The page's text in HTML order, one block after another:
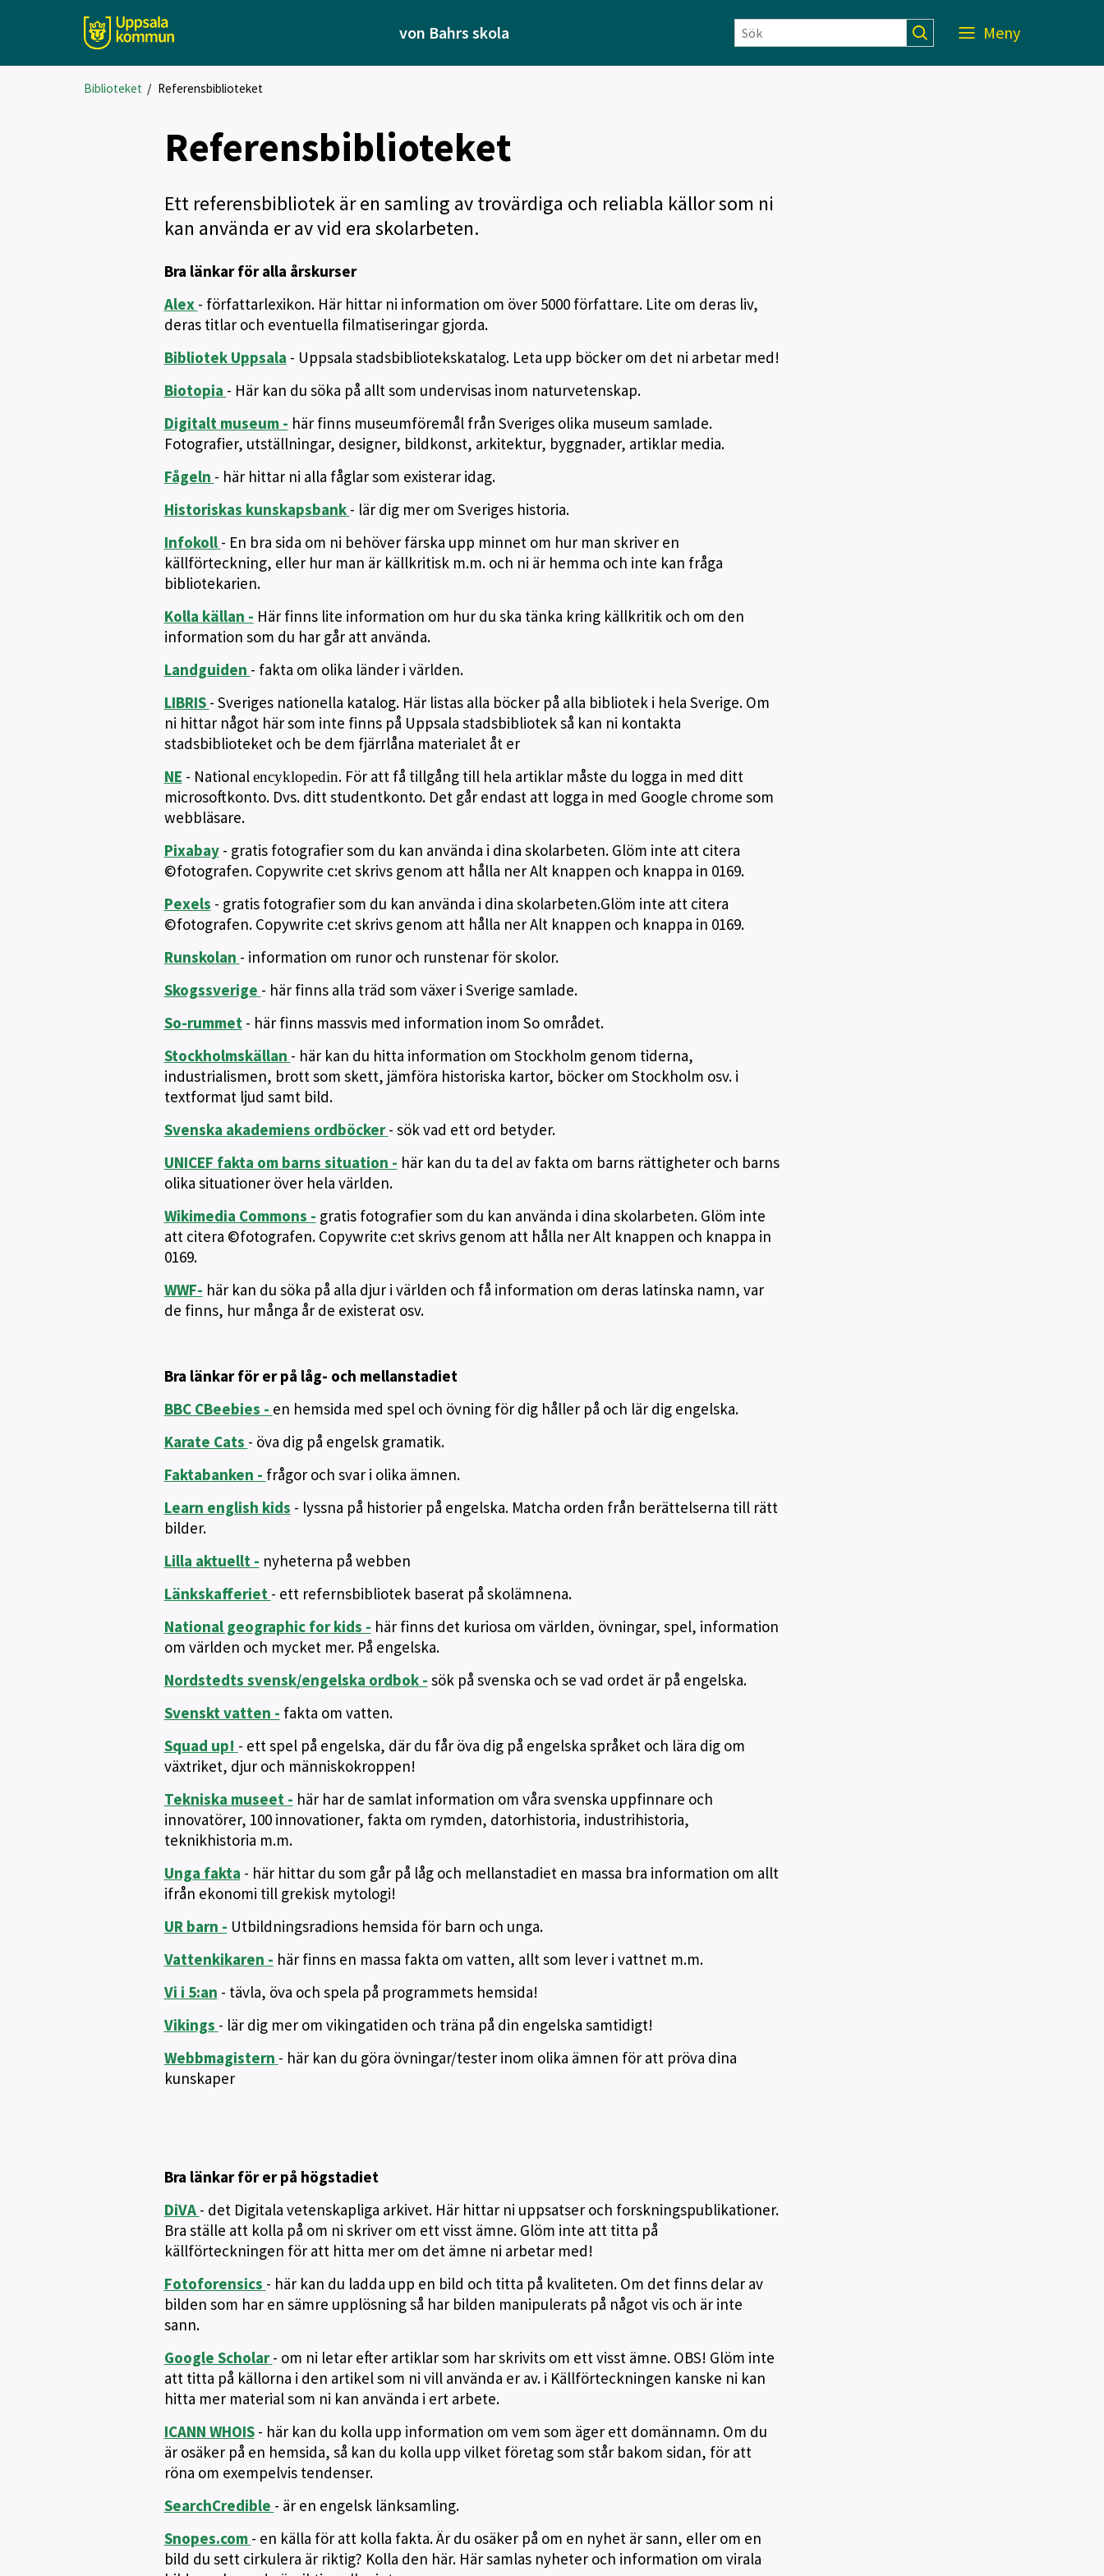
von Bahrs skola Meny
Biblioteket / Referensbiblioteket
Referensbiblioteket
Ett referensbibliotek är en samling av trovärdiga och reliabla källor som ni
kan använda er av vid era skolarbeten.
Bra länkar för alla årskurser
Alex - författarlexikon. Här hittar ni information om över 5000 författare. Lite om deras liv,
deras titlar och eventuella filmatiseringar gjorda.
Bibliotek Uppsala - Uppsala stadsbibliotekskatalog. Leta upp böcker om det ni arbetar med!
Biotopia - Här kan du söka på allt som undervisas inom naturvetenskap.
Digitalt museum - här finns museumföremål från Sveriges olika museum samlade.
Fotografier, utställningar, designer, bildkonst, arkitektur, byggnader, artiklar media.
Fågeln - här hittar ni alla fåglar som existerar idag.
Historiskas kunskapsbank - lär dig mer om Sveriges historia.
Infokoll - En bra sida om ni behöver färska upp minnet om hur man skriver en
källförteckning, eller hur man är källkritisk m.m. och ni är hemma och inte kan fråga
bibliotekarien.
Kolla källan - Här finns lite information om hur du ska tänka kring källkritik och om den
information som du har går att använda.
Landguiden - fakta om olika länder i världen.
LIBRIS - Sveriges nationella katalog. Här listas alla böcker på alla bibliotek i hela Sverige. Om
ni hittar något här som inte finns på Uppsala stadsbibliotek så kan ni kontakta
stadsbiblioteket och be dem fjärrlåna materialet åt er
NE - Nationalencyklopedin. För att få tillgång till hela artiklar måste du logga in med ditt
microsoftkonto. Dvs. ditt studentkonto. Det går endast att logga in med Google chrome som
webbläsare.
Pixabay- gratis fotografier som du kan använda i dina skolarbeten. Glöm inte att citera
©fotografen. Copywrite c:et skrivs genom att hålla ner Alt knappen och knappa in 0169.
Pexels - gratis fotografier som du kan använda i dina skolarbeten.Glöm inte att citera
©fotografen. Copywrite c:et skrivs genom att hålla ner Alt knappen och knappa in 0169.
Runskolan - information om runor och runstenar för skolor.
Skogssverige - här finns alla träd som växer i Sverige samlade.
So-rummet - här finns massvis med information inom So området.
Stockholmskällan - här kan du hitta information om Stockholm genom tiderna,
industrialismen, brott som skett, jämföra historiska kartor, böcker om Stockholm osv. i
textformat ljud samt bild.
Svenska akademiens ordböcker - sök vad ett ord betyder.
UNICEF fakta om barns situation - här kan du ta del av fakta om barns rättigheter och barns
olika situationer över hela världen.
Wikimedia Commons - gratis fotografier som du kan använda i dina skolarbeten. Glöm inte
att citera ©fotografen. Copywrite c:et skrivs genom att hålla ner Alt knappen och knappa in
0169.
WWF- här kan du söka på alla djur i världen och få information om deras latinska namn, var
de finns, hur många år de existerat osv.
Bra länkar för er på låg- och mellanstadiet
BBC CBeebies - en hemsida med spel och övning för dig håller på och lär dig engelska.
Karate Cats - öva dig på engelsk gramatik.
Faktabanken - frågor och svar i olika ämnen.
Learn english kids - lyssna på historier på engelska. Matcha orden från berättelserna till rätt
bilder.
Lilla aktuellt - nyheterna på webben
Länkskafferiet - ett refernsbibliotek baserat på skolämnena.
National geographic for kids - här finns det kuriosa om världen, övningar, spel, information
om världen och mycket mer. På engelska.
Nordstedts svensk/engelska ordbok - sök på svenska och se vad ordet är på engelska.
Svenskt vatten - fakta om vatten.
Squad up! - ett spel på engelska, där du får öva dig på engelska språket och lära dig om
växtriket, djur och människokroppen!
Tekniska museet - här har de samlat information om våra svenska uppfinnare och
innovatörer, 100 innovationer, fakta om rymden, datorhistoria, industrihistoria,
teknikhistoria m.m.
Unga fakta - här hittar du som går på låg och mellanstadiet en massa bra information om allt
ifrån ekonomi till grekisk mytologi!
UR barn - Utbildningsradions hemsida för barn och unga.
Vattenkikaren - här finns en massa fakta om vatten, allt som lever i vattnet m.m.
Vi i 5:an - tävla, öva och spela på programmets hemsida!
Vikings - lär dig mer om vikingatiden och träna på din engelska samtidigt!
Webbmagistern - här kan du göra övningar/tester inom olika ämnen för att pröva dina
kunskaper
Bra länkar för er på högstadiet
DiVA - det Digitala vetenskapliga arkivet. Här hittar ni uppsatser och forskningspublikationer.
Bra ställe att kolla på om ni skriver om ett visst ämne. Glöm inte att titta på
källförteckningen för att hitta mer om det ämne ni arbetar med!
Fotoforensics - här kan du ladda upp en bild och titta på kvaliteten. Om det finns delar av
bilden som har en sämre upplösning så har bilden manipulerats på något vis och är inte
sann.
Google Scholar - om ni letar efter artiklar som har skrivits om ett visst ämne. OBS! Glöm inte
att titta på källorna i den artikel som ni vill använda er av. i Källförteckningen kanske ni kan
hitta mer material som ni kan använda i ert arbete.
ICANN WHOIS- här kan du kolla upp information om vem som äger ett domännamn. Om du
är osäker på en hemsida, så kan du kolla upp vilket företag som står bakom sidan, för att
röna om exempelvis tendenser.
SearchCredible - är en engelsk länksamling.
Snopes.com - en källa för att kolla fakta. Är du osäker på om en nyhet är sann, eller om en
bild du sett cirkulera är riktig? Kolla den här. Här samlas nyheter och information om virala